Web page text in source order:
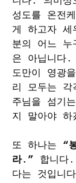
성도를 온전
게 하고자 세
분의 어느 누
은 아닙니다.
도만이 영광
리 모두는 각
주님을 섬기
지 말아야 하
또 하나는 “
라.”
합니다
다는 것입니